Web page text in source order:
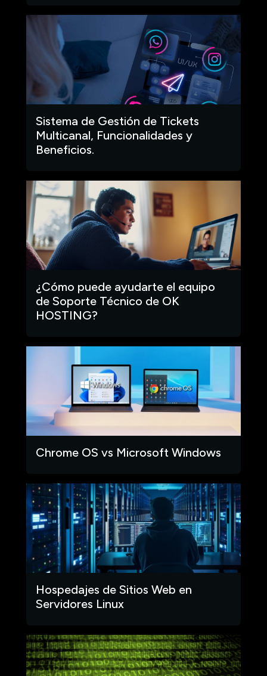
Sistema de Gestión de Tickets
Multicanal, Funcionalidades y
Beneficios.
¿Cómo puede ayudarte el equipo
de Soporte Técnico de OK
HOSTING?
Chrome OS vs Microsoft Windows
Hospedajes de Sitios Web en
Servidores Linux